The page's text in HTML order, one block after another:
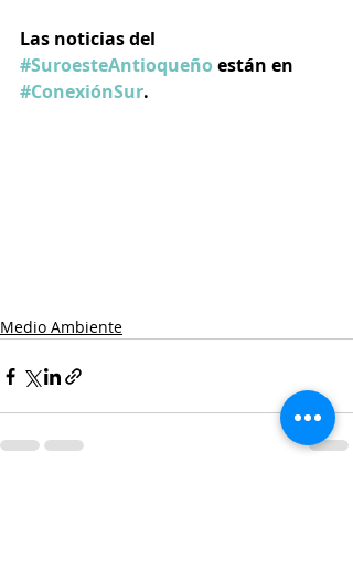
Las noticias del
#SuroesteAntioqueño están en
#ConexiónSur.
Medio Ambiente